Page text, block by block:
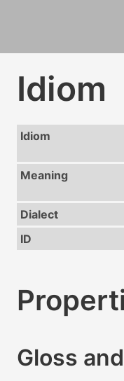
Idiom
Idiom
Meaning
Dialect
ID
Gloss